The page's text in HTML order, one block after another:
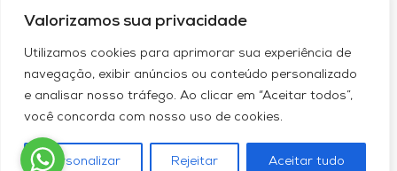
Valorizamos sua privacidade
Utilizamos cookies para aprimorar sua experiência de
navegação, exibir anúncios ou conteúdo personalizado
e analisar nosso tráfego. Ao clicar em “Aceitar todos”,
você concorda com nosso uso de cookies.
Personalizar Rejeitar Aceitar tudo
Sobre
Biblioteca
CPA – Comissão Própria de Avaliação
Núcleo de Arte e Cultura
Canal de Comunicação do DPO